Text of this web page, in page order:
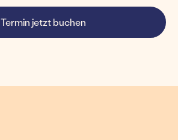
Termin jetzt buchen